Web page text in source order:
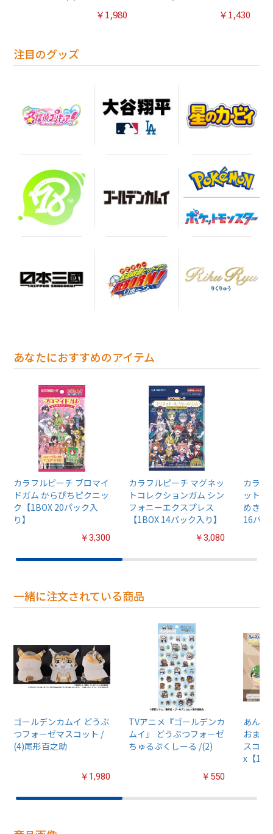
￥1,980 ￥1,430
注目のグッズ
あなたにおすすめのアイテム
カラフルピーチ ブロマイ
ドガム からぴちピクニッ
ク【1BOX 20パック入
り】
￥3,300
カラフルピーチ マグネッ
トコレクションガム シン
フォニーエクスプレス
【1BOX 14パック入り】
￥3,080
カラフ
ットス
めきレ
16パッ
一緒に注文されている商品
ゴールデンカムイ どうぶ
つフォーゼマスコット /
(4)尾形百之助
￥1,980
TVアニメ『ゴールデンカ
ムイ』 どうぶつフォーゼ
ちゅるぷくしーる /(2)
￥550
あんさ
おまん
スコッ
x【